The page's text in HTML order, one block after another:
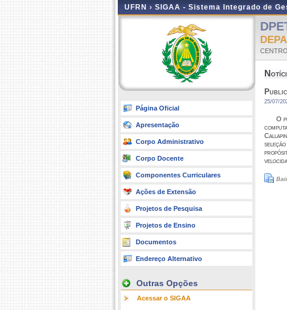
UFRN › SIGAA - Sistema Integrado de
Página Oficial
Apresentação
Corpo Administrativo
Corpo Docente
Componentes Curriculares
Ações de Extensão
Projetos de Pesquisa
Projetos de Ensino
Documentos
Endereço Alternativo
Outras Opções
Acessar o SIGAA
25/07/
O